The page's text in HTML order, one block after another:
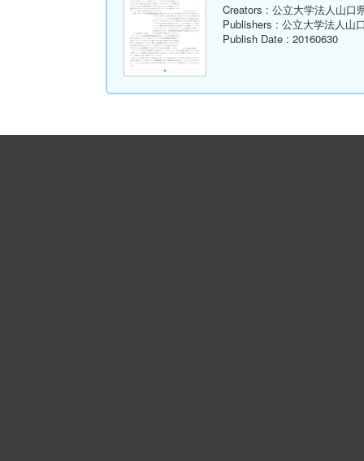
Creators : 公立大学法人山口
Publishers : 公立大学法人山
Publish Date : 20160630